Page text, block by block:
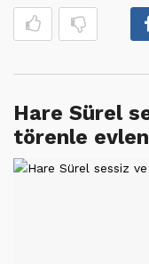
Hare Sürel
törenle